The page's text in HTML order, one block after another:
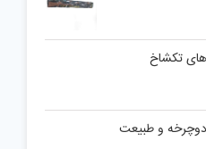
تکشاخ